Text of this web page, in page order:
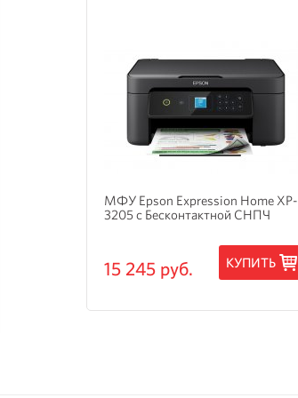
МФУ Epson Expression Home XP-
3205 с Бесконтактной СНПЧ
15 245 руб. КУПИТЬ